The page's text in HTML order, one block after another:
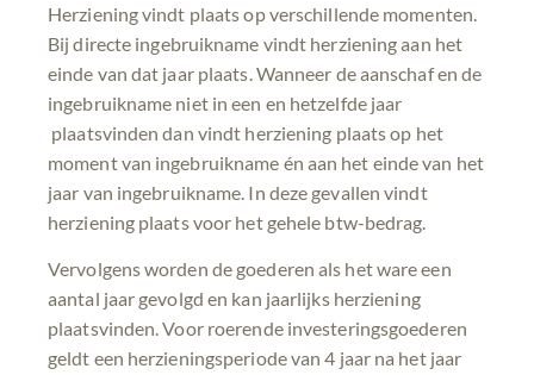
Herziening vindt plaats op verschillende momenten.
Bij directe ingebruikname vindt herziening aan het
einde van dat jaar plaats. Wanneer de aanschaf en de
ingebruikname niet in een en hetzelfde jaar
plaatsvinden dan vindt herziening plaats op het
moment van ingebruikname én aan het einde van het
jaar van ingebruikname. In deze gevallen vindt
herziening plaats voor het gehele btw-bedrag.
Vervolgens worden de goederen als het ware een
aantal jaar gevolgd en kan jaarlijks herziening
plaatsvinden. Voor roerende investeringsgoederen
geldt een herzieningsperiode van 4 jaar na het jaar